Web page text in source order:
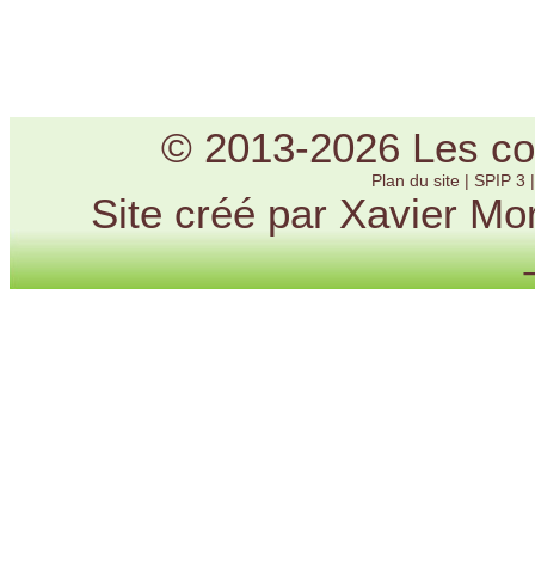
© 2013-2026 Les
Plan du site | SPIP 3
Site créé par Xavier